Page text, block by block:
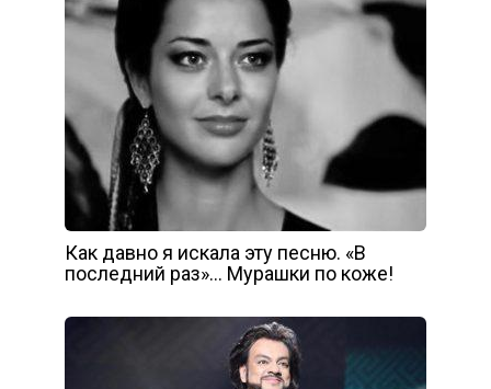
Как давно я искала эту песню. «В
последний раз»… Мурашки по коже!